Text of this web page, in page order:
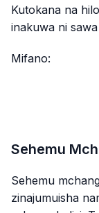
Kutokana na
inakuwa ni
Mifano:
Sehemu
Sehemu
zinajumuisha